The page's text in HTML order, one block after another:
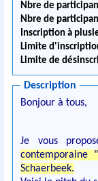
Nbre de
Nbre de
Inscription à
Limite
Limite de
Description
Bonjour à tous,
Je vous
contemporaine
Schaerbeek.